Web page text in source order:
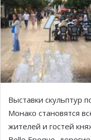
Выставки скульптур
Монако становятся
жителей и гостей